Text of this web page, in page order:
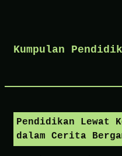
Kumpulan
Pendidikan Lewat
dalam Cerita